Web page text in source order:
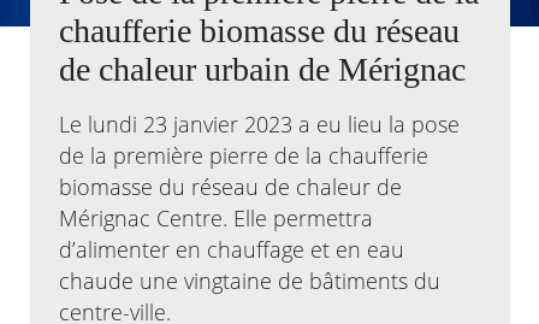
Agenda
Actualités
Kiosque
Espace de services en ligne
Facebook
X Instagram
YoutubeLinkedin
chaufferie biomasse du réseau
de chaleur urbain de Mérignac
Le lundi 23 janvier 2023 a eu lieu la pose
de la première pierre de la chaufferie
biomasse du réseau de chaleur de
Mérignac Centre. Elle permettra
d’alimenter en chauffage et en eau
chaude une vingtaine de bâtiments du
centre-ville.